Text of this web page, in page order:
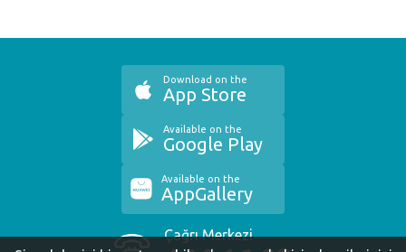
Çağrı Merkezi
Download on the
App Store
Available on the
Google Play
Available on the
AppGallery